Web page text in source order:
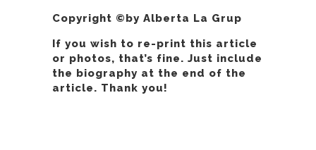
Copyright ©by Alberta La Grup
If you wish to re-print this article
or photos, that’s fine. Just include
the biography at the end of the
article. Thank you!